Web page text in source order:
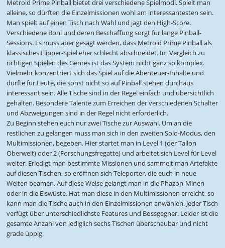
Metroid Prime Pinball bietet drei verschiedene Spielmodi. Spielt man
alleine, so dürften die Einzelmissionen wohl am interessantesten sein.
Man spielt auf einen Tisch nach Wahl und jagt den High-Score.
Verschiedene Boni und deren Beschaffung sorgt für lange Pinball-
Sessions. Es muss aber gesagt werden, dass Metroid Prime Pinball als
klassisches Flipper-Spiel eher schlecht abschneidet. Im Vergleich zu
richtigen Spielen des Genres ist das System nicht ganz so komplex.
Vielmehr konzentriert sich das Spiel auf die Abenteuer-Inhalte und
dürfte für Leute, die sonst nicht so auf Pinball stehen durchaus
interessant sein. Alle Tische sind in der Regel einfach und übersichtlich
gehalten. Besondere Talente zum Erreichen der verschiedenen Schalter
und Abzweigungen sind in der Regel nicht erforderlich.
Zu Beginn stehen euch nur zwei Tische zur Auswahl. Um an die
restlichen zu gelangen muss man sich in den zweiten Solo-Modus, den
Multimissionen, begeben. Hier startet man in Level 1 (der Tallon
Oberwelt) oder 2 (Forschungsfregatte) und arbeitet sich Level für Level
weiter. Erledigt man bestimmte Missionen und sammelt man Artefakte
auf diesen Tischen, so eröffnen sich Teleporter, die euch in neue
Welten beamen. Auf diese Weise gelangt man in die Phazon-Minen
oder in die Eiswüste. Hat man diese in den Multimissionen erreicht, so
kann man die Tische auch in den Einzelmissionen anwählen. Jeder Tisch
verfügt über unterschiedlichste Features und Bossgegner. Leider ist die
gesamte Anzahl von lediglich sechs Tischen überschaubar und nicht
grade üppig.